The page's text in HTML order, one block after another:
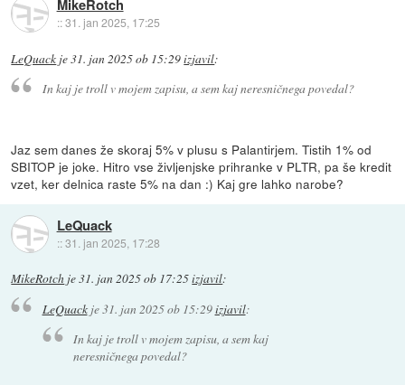
MikeRotch
::31. jan 2025, 17:25
LeQuack je31. jan 2025 ob 15:29izjavil:
In kaj je troll v mojem zapisu, a sem kaj neresničnega povedal?
Jaz sem danes že skoraj 5% v plusu s Palantirjem. Tistih 1% od
SBITOP je joke. Hitro vse življenjske prihranke v PLTR, pa še kredit
vzet, ker delnica raste 5% na dan :) Kaj gre lahko narobe?
LeQuack
::31. jan 2025, 17:28
MikeRotch je31. jan 2025 ob 17:25izjavil:
LeQuackje31. jan 2025 ob 15:29izjavil:
In kaj je troll v mojem zapisu, a sem kaj
neresničnega povedal?